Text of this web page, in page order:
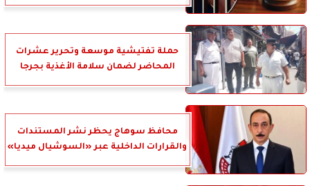
حملة تفتيشية موسعة وتحرير عشرات
المحاضر لضمان سلامة الأغذية بجرجا
محافظ سوهاج يحظر نشر المستندات
والقرارات الداخلية عبر «السوشيال ميديا»